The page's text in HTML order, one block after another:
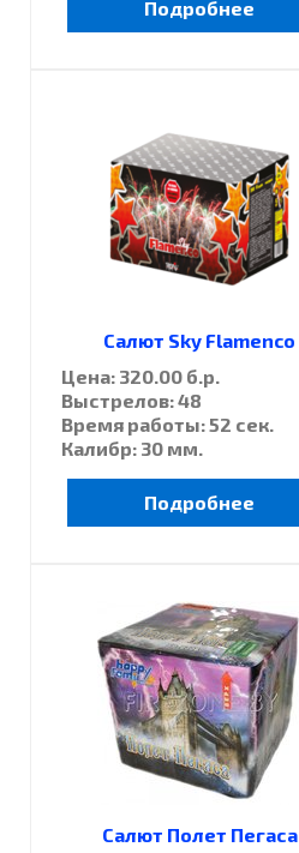
Подробнее
Салют Sky Flamenco
Цена: 320.00 б.р.
Выстрелов: 48
Время работы: 52 сек.
Калибр: 30 мм.
Подробнее
Салют Полет Пегаса